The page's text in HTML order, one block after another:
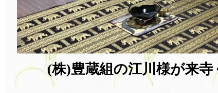
(株)豊蔵組の江川様が来